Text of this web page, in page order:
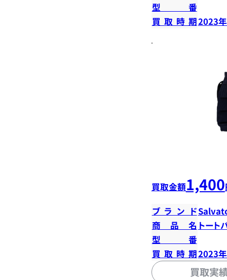
型番
買取時期2023
買取金額1,400
ブランド
商品名 トート
型番
買取時期2023
買取実